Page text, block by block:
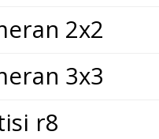
2x2
3x3
r8